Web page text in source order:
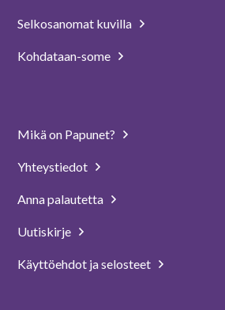
Selkosanomat kuvilla
Kohdataan-some
Mikä on Papunet?
Yhteystiedot
Anna palautetta
Uutiskirje
Käyttöehdot ja selosteet